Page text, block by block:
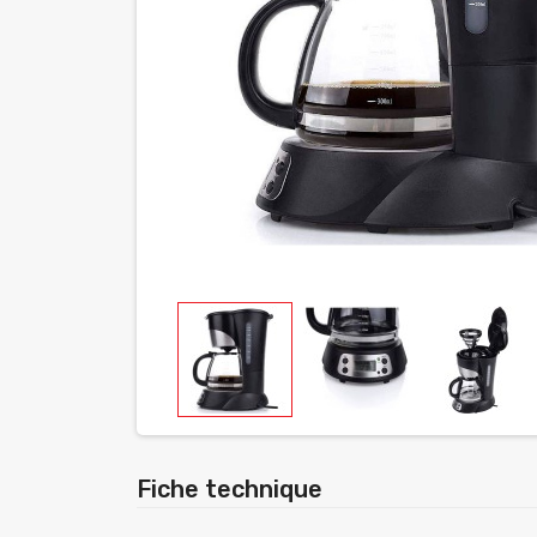
Fiche technique